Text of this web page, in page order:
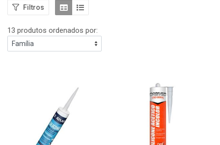
Filtros
13 produtos ordenados por: